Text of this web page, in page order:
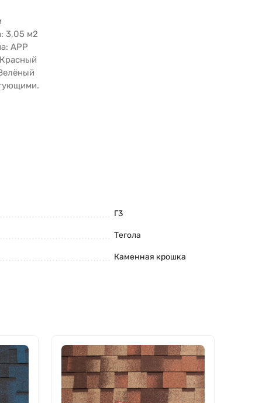
3,05 м2
АРР
Г3
Тегола
Каменная крошка